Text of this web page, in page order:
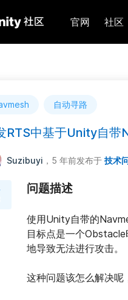
官网 社区
自动寻路
RTS中基于Unity自带
Suzibuyi ，5 年前发布于 技术
问题描述
使用Unity自带的
目标点是一个
地导致无法进行攻击。
这种问题该怎么解决呢